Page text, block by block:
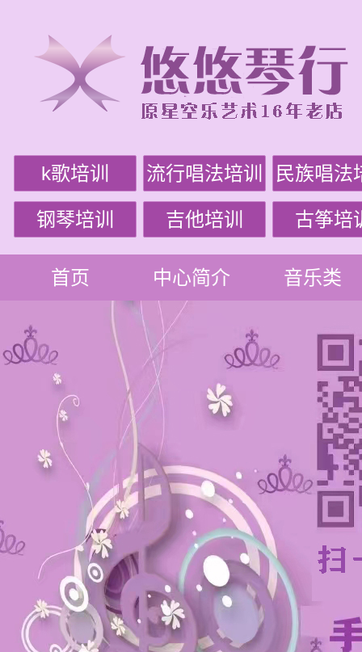
k歌培训 流行唱法培训 民族唱法
钢琴培训 吉他培训 古筝培
首页 中心简介 音乐类